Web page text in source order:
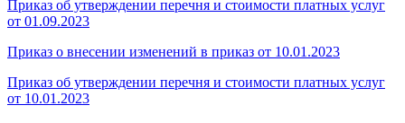
Приказ об утверждении перечня и стоимости платных услуг
от 01.09.2023
Приказ о внесении изменений в приказ от 10.01.2023
Приказ об утверждении перечня и стоимости платных услуг
от 10.01.2023